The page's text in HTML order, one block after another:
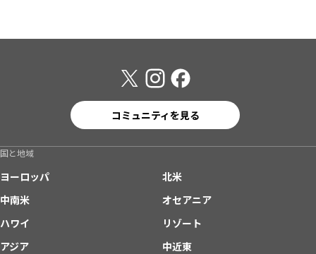
コミュニティを見る
国と地域
ヨーロッパ
北米
中南米
オセアニア
ハワイ
リゾート
アジア
中近東